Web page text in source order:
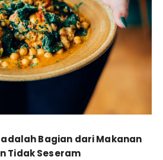
Bagian dari Makanan
Tidak Seseram